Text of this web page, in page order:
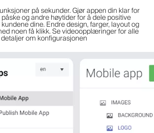
på sekunder. Gjør appen din klar for
og andre høytider for å dele positive
dine. Endre design, farger, layout og
noen få klikk. Se videoopplæringer for alle
detaljer om konfigurasjonen